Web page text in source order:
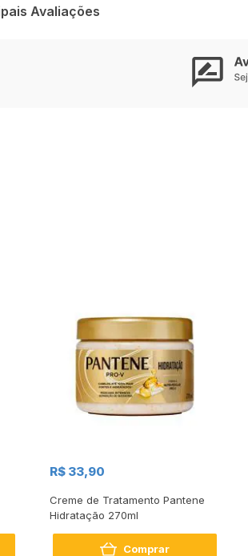
Avaliações
R$ 33,90
Creme de Tratamento Pantene
Hidratação 270ml
Comprar